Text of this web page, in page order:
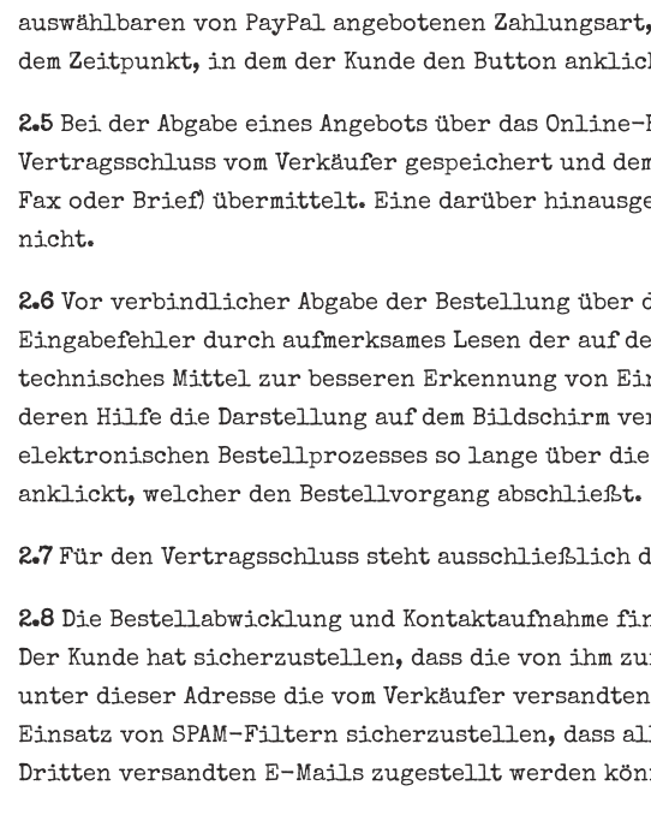
auswählbaren von PayPal angebotenen
dem Zeitpunkt, in dem der Kunde den Button
2.5 Bei der Abgabe eines Angebots über das
Vertragsschluss vom Verkäufer gespeichert und
Fax oder Brief) übermittelt. Eine darüber
nicht.
2.6 Vor verbindlicher Abgabe der Bestellung über
Eingabefehler durch aufmerksames Lesen der
technisches Mittel zur besseren Erkennung von
deren Hilfe die Darstellung auf dem Bildschirm
elektronischen Bestellprozesses so lange über
anklickt, welcher den Bestellvorgang abschließt.
2.7 Für den Vertragsschluss steht ausschließlich
2.8 Die Bestellabwicklung und Kontaktaufnahme
Der Kunde hat sicherzustellen, dass die von ihm
unter dieser Adresse die vom Verkäufer
Einsatz von SPAM-Filtern sicherzustellen, dass
Dritten versandten E-Mails zugestellt werden